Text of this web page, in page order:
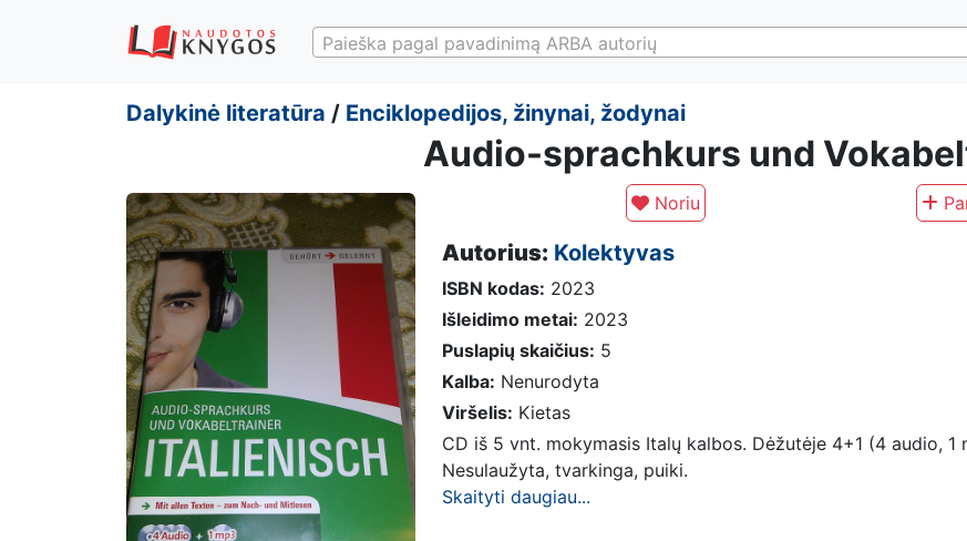
Paieška pagal pavadinimą ARBA autorių
Dalykinė literatūra / Enciklopedijos, žinynai, žodynai
Audio-sprachkurs und
Noriu
Autorius: Kolektyvas
ISBN kodas: 2023
Išleidimo metai: 2023
Puslapių skaičius: 5
Kalba: Nenurodyta
Viršelis: Kietas
CD iš 5 vnt. mokymasis Italų kalbos. Dėžutėje 4+1 (4 audio, 1
Nesulaužyta, tvarkinga, puiki.
Skaityti daugiau...